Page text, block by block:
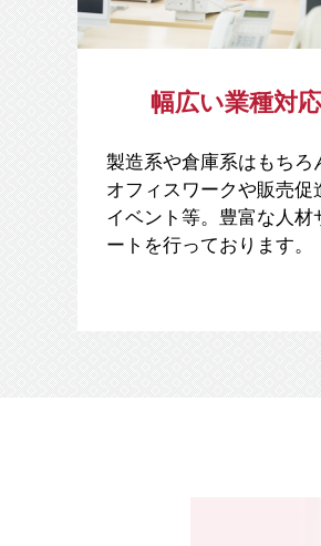
幅広い業種対応
製造系や倉庫系はもちろ
オフィスワークや販売促
イベント等。豊富な人材
ートを行っております。